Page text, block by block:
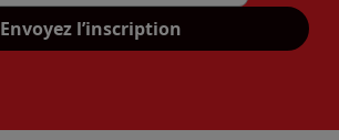
Mon adresse mail
Envoyez l’inscription